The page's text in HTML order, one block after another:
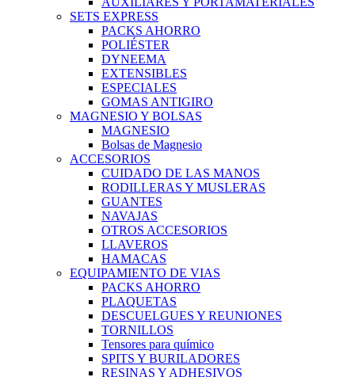
SETS EXPRESS
PACKS AHORRO
POLIÉSTER
DYNEEMA
EXTENSIBLES
ESPECIALES
GOMAS ANTIGIRO
MAGNESIO Y BOLSAS
MAGNESIO
Bolsas de Magnesio
ACCESORIOS
CUIDADO DE LAS MANOS
RODILLERAS Y MUSLERAS
GUANTES
NAVAJAS
OTROS ACCESORIOS
LLAVEROS
HAMACAS
EQUIPAMIENTO DE VIAS
PACKS AHORRO
PLAQUETAS
DESCUELGUES Y REUNIONES
TORNILLOS
Tensores para químico
SPITS Y BURILADORES
RESINAS Y ADHESIVOS